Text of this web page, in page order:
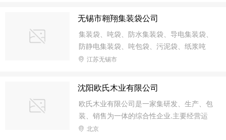
泄水管 , 充气芯膜 , 护栏支架 , 金属防护网 ,
锚具 , 钢索 , 桥梁支座 , 建筑支座 , 桥梁伸
缩装置 , 桥梁支座 , 桥梁伸缩缝 , 护栏支架
的安装与维护 , 桥面隧道防水工程施工。
（依法须经批准的项目 , 经相关部门批准后
无锡市翱翔集装袋公司
集装袋、吨袋、防水集装袋、导电集装袋、
防静电集装袋、吨包袋、污泥袋、纸浆吨
包、炭黑包装袋、软托盘袋、太空袋、土工
江苏无锡市
沈阳欧氏木业有限公司
欧氏木业有限公司是一家集研发、生产、包
装、销售为一体的综合性企业.主要经营运
动木地板、舞台地板、舞蹈地胶、体育运动
北京